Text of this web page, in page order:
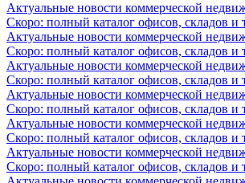
Актуальные новости коммерческой
Скоро: полный каталог офисов, складов и
Актуальные новости коммерческой
Скоро: полный каталог офисов, складов и
Актуальные новости коммерческой
Скоро: полный каталог офисов, складов и
Актуальные новости коммерческой
Скоро: полный каталог офисов, складов и
Актуальные новости коммерческой
Скоро: полный каталог офисов, складов и
Актуальные новости коммерческой
Скоро: полный каталог офисов, складов и